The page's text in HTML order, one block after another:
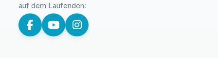
auf dem Laufenden: